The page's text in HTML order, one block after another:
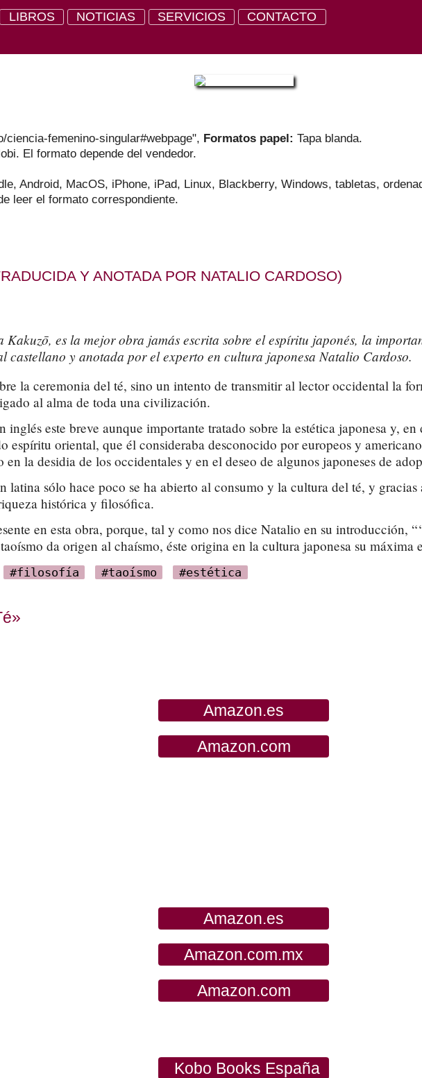
LIBROS NOTICIAS SERVICIOS CONTACTO
femenino-singular#webpage", Formatos papel: Tapa blanda.
El formato depende del vendedor.
Android, MacOS, iPhone, iPad, Linux, Blackberry, Windows, tabletas,
leer el formato correspondiente.
Y ANOTADA POR NATALIO CARDOSO)
es la mejor obra jamás escrita sobre el espíritu japonés, la
castellano y anotada por el experto en cultura japonesa Natalio Cardoso.
la ceremonia del té, sino un intento de transmitir al lector occidental la
al alma de toda una civilización.
este breve aunque importante tratado sobre la estética japonesa y,
espíritu oriental, que él consideraba desconocido por europeos y
la desidia de los occidentales y en el deseo de algunos japoneses de
latina sólo hace poco se ha abierto al consumo y la cultura del té, y
histórica y filosófica.
en esta obra, porque, tal y como nos dice Natalio en su introducción,
da origen al chaísmo, éste origina en la cultura japonesa su máxima
#filosofía #taoísmo #estética
Amazon.es
Amazon.com
Amazon.es
Amazon.com.mx
Amazon.com
Kobo Books España